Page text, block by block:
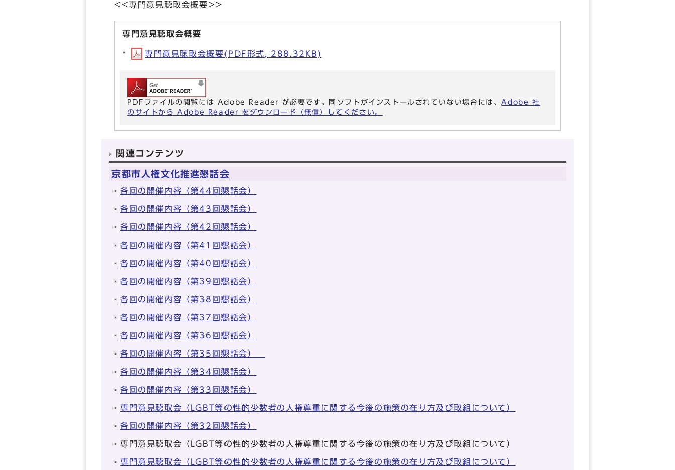
<<専門意見聴取会概要>>
専門意見聴取会概要
専門意見聴取会概要(PDF形式, 288.32KB)
PDFファイルの閲覧には Adobe Reader が必要です。同ソフトがインストールされていない場合には、Adobe 社
のサイトから Adobe Reader をダウンロード（無償）してください。
関連コンテンツ
京都市人権文化推進懇話会
各回の開催内容（第44回懇話会）
各回の開催内容（第43回懇話会）
各回の開催内容（第42回懇話会）
各回の開催内容（第41回懇話会）
各回の開催内容（第40回懇話会）
各回の開催内容（第39回懇話会）
各回の開催内容（第38回懇話会）
各回の開催内容（第37回懇話会）
各回の開催内容（第36回懇話会）
各回の開催内容（第35回懇話会）
各回の開催内容（第34回懇話会）
各回の開催内容（第33回懇話会）
専門意見聴取会（LGBT等の性的少数者の人権尊重に関する今後の施策の在り方及び取組について）
各回の開催内容（第32回懇話会）
専門意見聴取会（LGBT等の性的少数者の人権尊重に関する今後の施策の在り方及び取組について）
専門意見聴取会（LGBT等の性的少数者の人権尊重に関する今後の施策の在り方及び取組について）